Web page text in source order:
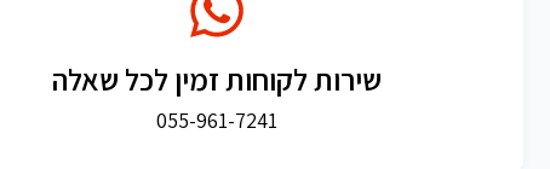
שירות לקוחות זמין לכל שאלה
055-961-7241